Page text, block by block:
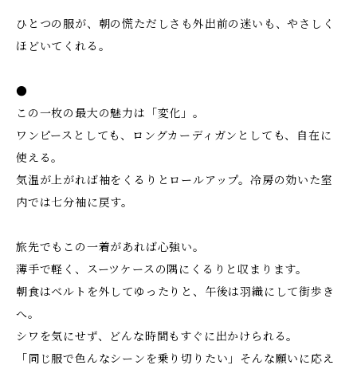
ひとつの服が、朝の慌ただしさも外出前の迷いも、やさしく
ほどいてくれる。
●
この一枚の最大の魅力は「変化」。
ワンピースとしても、ロングカーディガンとしても、自在に
使える。
気温が上がれば袖をくるりとロールアップ。冷房の効いた室
内では七分袖に戻す。
旅先でもこの一着があれば心強い。
薄手で軽く、スーツケースの隅にくるりと収まります。
朝食はベルトを外してゆったりと、午後は羽織にして街歩き
へ。
シワを気にせず、どんな時間もすぐに出かけられる。
「同じ服で色んなシーンを乗り切りたい」そんな願いに応え